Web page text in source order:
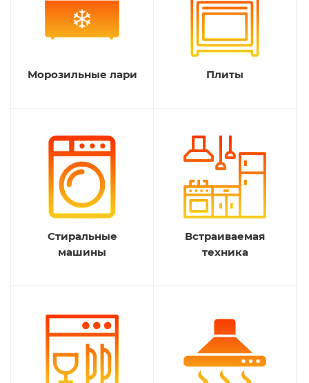
Морозильные лари Плиты
Стиральные
машины
Встраиваемая
техника